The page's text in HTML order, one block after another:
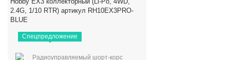
2.4G, 1/10 RTR) артикул RH10EX3PRO-
BLUE
Спецпредложение